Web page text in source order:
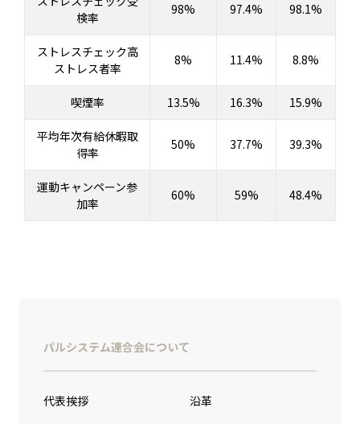
検率
98% 97.4% 98.1%
ストレスチェック高
ストレス者率
8% 11.4% 8.8%
喫煙率 13.5% 16.3% 15.9%
平均年次有給休暇取
得率
50% 37.7% 39.3%
運動キャンペーン参
加率
60% 59% 48.4%
パルシステム連合会について
代表挨拶 沿革